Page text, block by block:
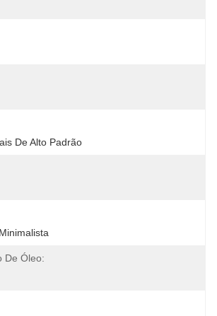
De Alto Padrão
De Óleo: